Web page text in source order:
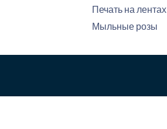
Печать на лентах
Мыльные розы